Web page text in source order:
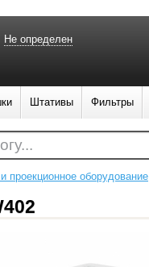
проекционное оборудование
Не определен
Штативы Фильтры